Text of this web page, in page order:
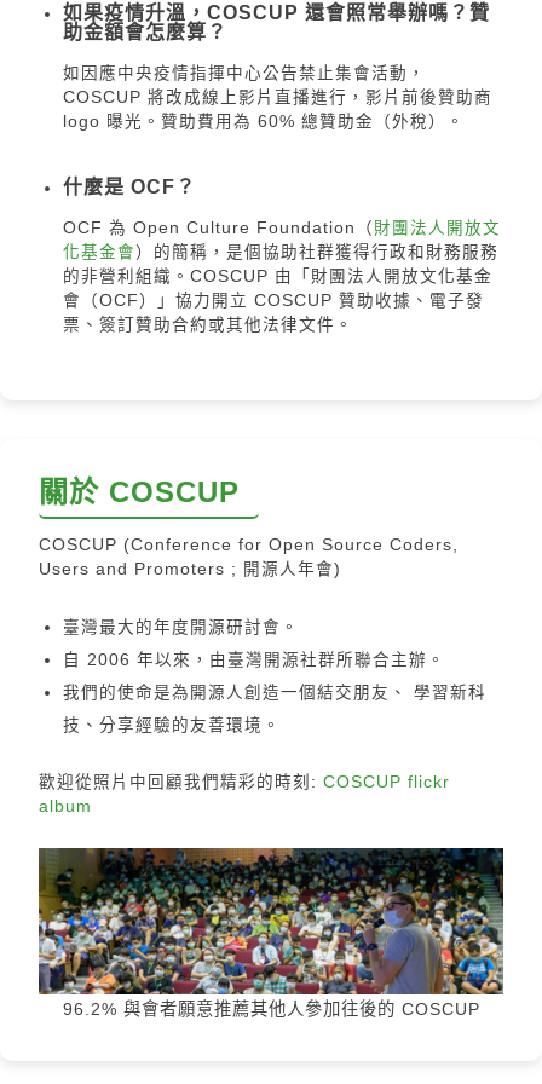
如果疫情升溫，COSCUP 還會照常舉辦嗎？贊
助金額會怎麼算？
如因應中央疫情指揮中心公告禁止集會活動，
COSCUP 將改成線上影片直播進行，影片前後贊助商
logo 曝光。贊助費用為 60% 總贊助金（外稅）。
什麼是 OCF？
OCF 為 Open Culture Foundation（ 財團法人開放文
化基金會 ）的簡稱，是個協助社群獲得行政和財務服務
的非營利組織。COSCUP 由「財團法人開放文化基金
會（OCF）」協力開立 COSCUP 贊助收據、電子發
票、簽訂贊助合約或其他法律文件。
關於 COSCUP
COSCUP (Conference for Open Source Coders,
Users and Promoters ; 開源人年會)
臺灣最大的年度開源研討會。
自 2006 年以來，由臺灣開源社群所聯合主辦。
我們的使命是為開源人創造一個結交朋友、 學習新科
技、分享經驗的友善環境。
歡迎從照片中回顧我們精彩的時刻: COSCUP flickr
album
96.2% 與會者願意推薦其他人參加往後的 COSCUP